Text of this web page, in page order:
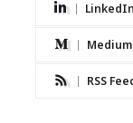
LinkedIn
Medium
RSS